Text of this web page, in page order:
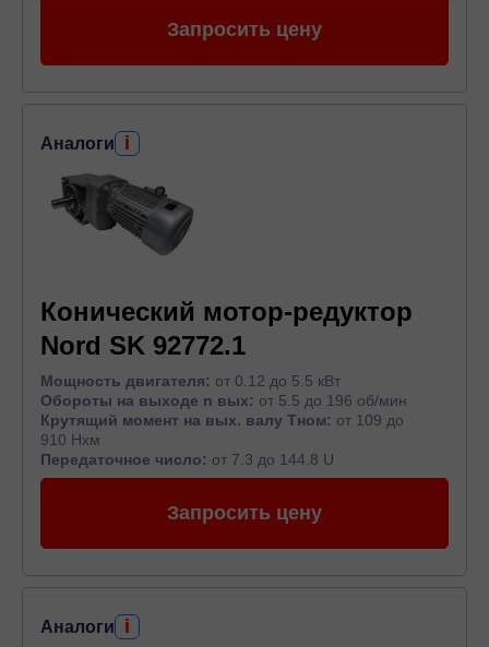
Запросить цену
Аналоги i
Конический мотор-редуктор
Nord SK 92772.1
Мощность двигателя: от 0.12 до 5.5 кВт
Обороты на выходе n вых: от 5.5 до 196 об/мин
Крутящий момент на вых. валу Тном: от 109 до
910 Нхм
Передаточное число: от 7.3 до 144.8 U
Запросить цену
Аналоги i